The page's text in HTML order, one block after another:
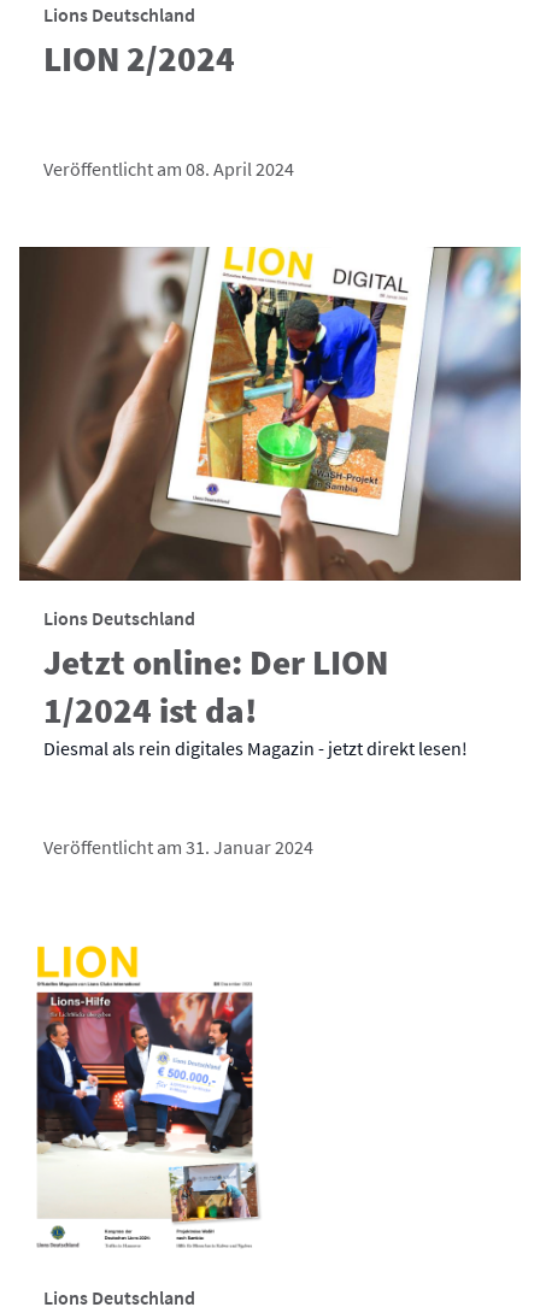
Lions Deutschland
LION 2/2024
Veröffentlicht am 08. April 2024
Lions Deutschland
Jetzt online: Der LION
1/2024 ist da!
Diesmal als rein digitales Magazin - jetzt direkt lesen!
Veröffentlicht am 31. Januar 2024
Lions Deutschland